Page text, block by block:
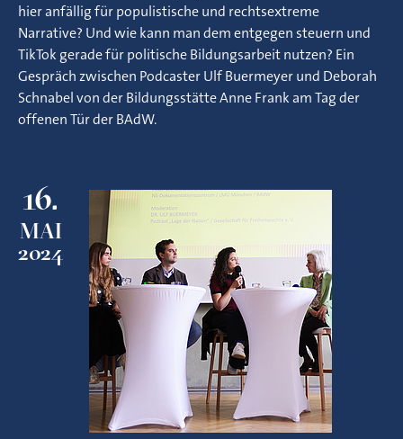
hier anfällig für populistische und rechtsextreme
Narrative? Und wie kann man dem entgegen steuern und
TikTok gerade für politische Bildungsarbeit nutzen? Ein
Gespräch zwischen Podcaster Ulf Buermeyer und Deborah
Schnabel von der Bildungsstätte Anne Frank am Tag der
offenen Tür der BAdW.
16.
MAI
2024